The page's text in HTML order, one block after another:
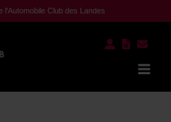
l'Automobile Club des Landes